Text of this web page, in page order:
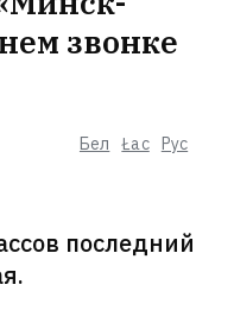
Бел Łac Рус
звонке
последний